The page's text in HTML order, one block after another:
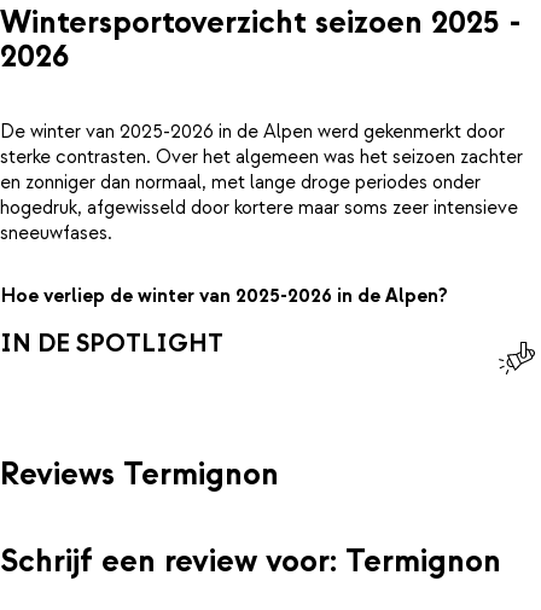
Wintersportoverzicht seizoen 2025 -
2026
De winter van 2025-2026 in de Alpen werd gekenmerkt door
sterke contrasten. Over het algemeen was het seizoen zachter
en zonniger dan normaal, met lange droge periodes onder
hogedruk, afgewisseld door kortere maar soms zeer intensieve
sneeuwfases.
Hoe verliep de winter van 2025-2026 in de Alpen?
IN DE SPOTLIGHT
Reviews Termignon
Schrijf een review voor: Termignon